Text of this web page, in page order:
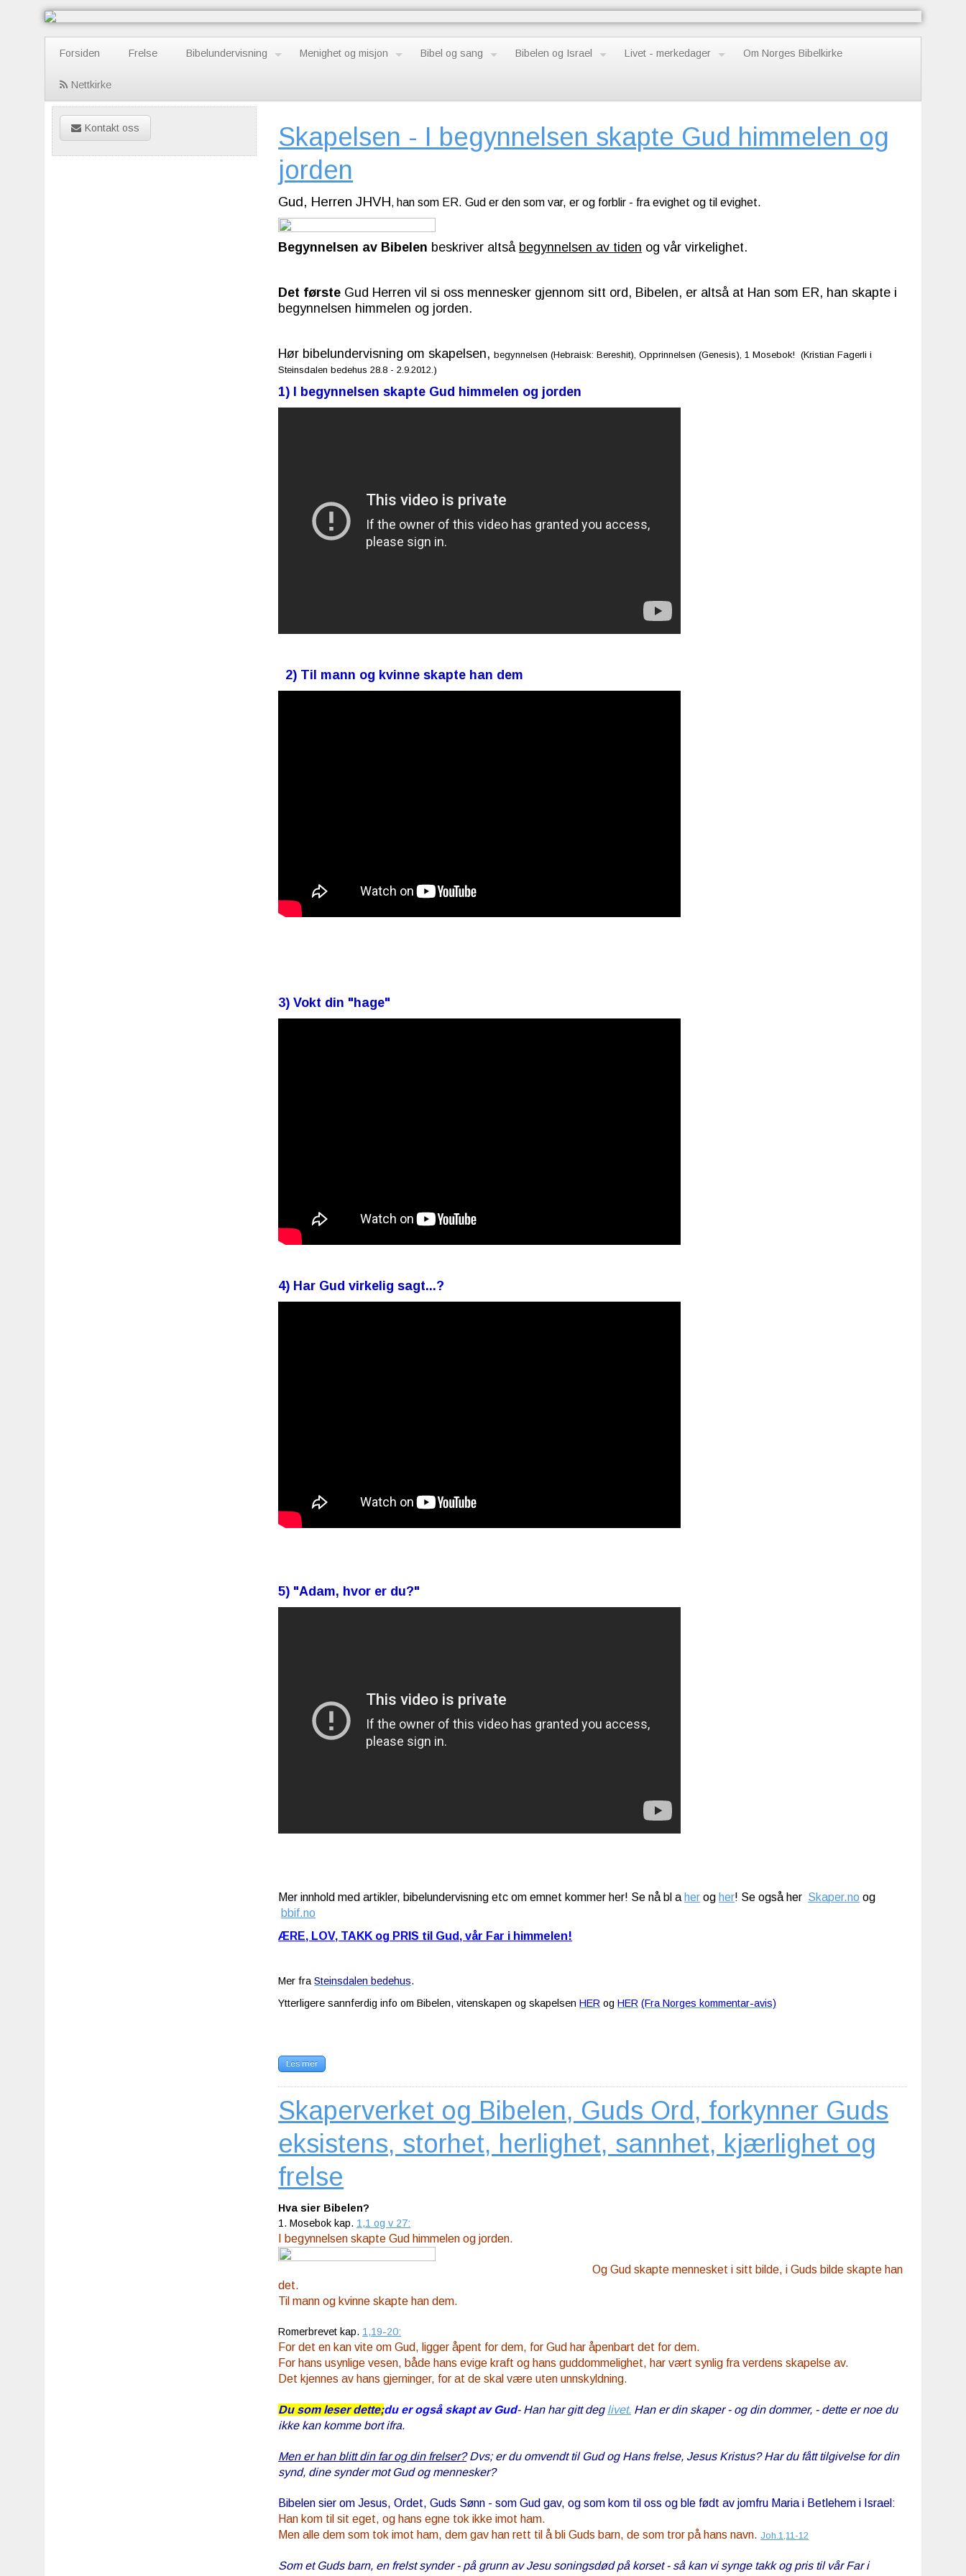
Forsiden Frelse Bibelundervisning Menighet og misjon Bibel og sang Bibelen og Israel Livet - merkedager Om Norges Bibelkirke
Nettkirke
Kontakt oss
Skapelsen - I begynnelsen skapte Gud himmelen og
jorden
Gud, Herren JHVH, han som ER. Gud er den som var, er og forblir - fra evighet og til evighet.
Begynnelsen av Bibelen beskriver altså begynnelsen av tiden og vår virkelighet.
Det første Gud Herren vil si oss mennesker gjennom sitt ord, Bibelen, er altså at Han som ER, han skapte i
begynnelsen himmelen og jorden.
Hør bibelundervisning om skapelsen,begynnelsen (Hebraisk: Bereshit), Opprinnelsen (Genesis), 1 Mosebok! (Kristian Fagerli i
Steinsdalen bedehus 28.8 - 2.9.2012.)
1) I begynnelsen skapte Gud himmelen og jorden
2) Til mann og kvinne skapte han dem
3) Vokt din "hage"
4) Har Gud virkelig sagt...?
5) "Adam, hvor er du?"
Mer innhold med artikler, bibelundervisning etc om emnet kommer her! Se nå bl a her og her! Se også her Skaper.no og
bbif.no
ÆRE, LOV, TAKK og PRIS til Gud, vår Far i himmelen!
Mer fraSteinsdalen bedehus.
Ytterligere sannferdig info om Bibelen, vitenskapen og skapelsenHER ogHER (Fra Norges kommentar-avis)
Les mer
Skaperverket og Bibelen, Guds Ord, forkynner Guds
eksistens, storhet, herlighet, sannhet, kjærlighet og
frelse
Hva sier Bibelen?
1. Mosebok kap. 1,1 og v 27:
I begynnelsen skapte Gud himmelen og jorden.
Og Gud skapte mennesket i sitt bilde, i Guds bilde skapte han
det.
Til mann og kvinne skapte han dem.
Romerbrevet kap. 1,19-20:
For det en kan vite om Gud, ligger åpent for dem, for Gud har åpenbart det for dem.
For hans usynlige vesen, både hans evige kraft og hans guddommelighet, har vært synlig fra verdens skapelse av.
Det kjennes av hans gjerninger, for at de skal være uten unnskyldning.
Du som leser dette;du er også skapt av Gud- Han har gitt deg livet. Han er din skaper - og din dommer, - dette er noe du
ikke kan komme bort ifra.
Men er han blitt din far og din frelser?Dvs; er du omvendt til Gud og Hans frelse, Jesus Kristus? Har du fått tilgivelse for din
synd, dine synder mot Gud og mennesker?
Bibelen sier om Jesus, Ordet, Guds Sønn - som Gud gav, og som kom til oss og ble født av jomfru Maria i Betlehem i Israel:
Han kom til sit eget, og hans egne tok ikke imot ham.
Men alle dem som tok imot ham, dem gav han rett til å bli Guds barn, de som tror på hans navn.Joh.1,11-12
Som et Guds barn, en frelst synder - på grunn av Jesu soningsdød på korset - så kan vi synge takk og pris til vår Far i